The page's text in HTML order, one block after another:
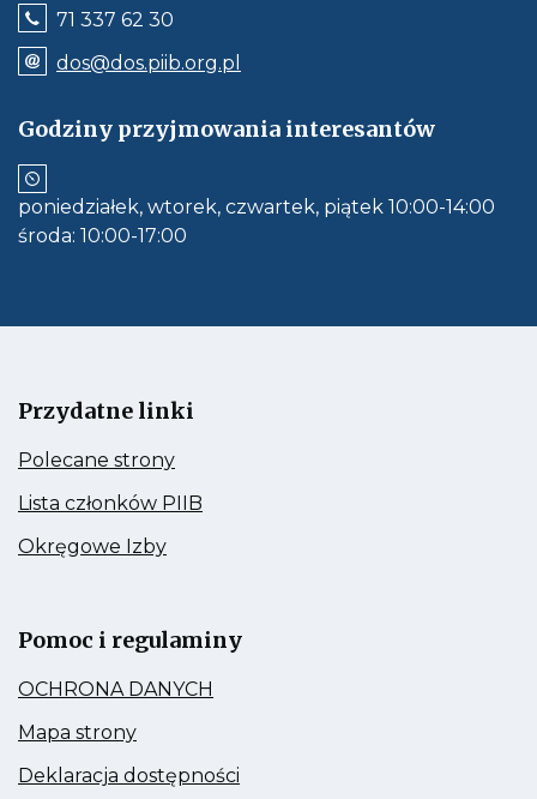
71 337 62 30
wywołuje
połączenie
telefonu:
71
30
dos@dos.piib.org.pl
e-
dos@dos.piib.org.pl
Jeśli
do
Godziny przyjmowania interesantów
poniedziałek, wtorek, czwartek, piątek 10:00-14:00
środa: 10:00-17:00
Przydatne linki
Polecane stronyKieruje
do:
Polecane
strony
Lista członków PIIB
do:
się
w
zakładce
Okręgowe IzbyKieruje
do:
Pomoc i regulaminy
OCHRONA DANYCH
do:
Mapa stronyKieruje
do:
Mapa
strony
Deklaracja dostępności
do: